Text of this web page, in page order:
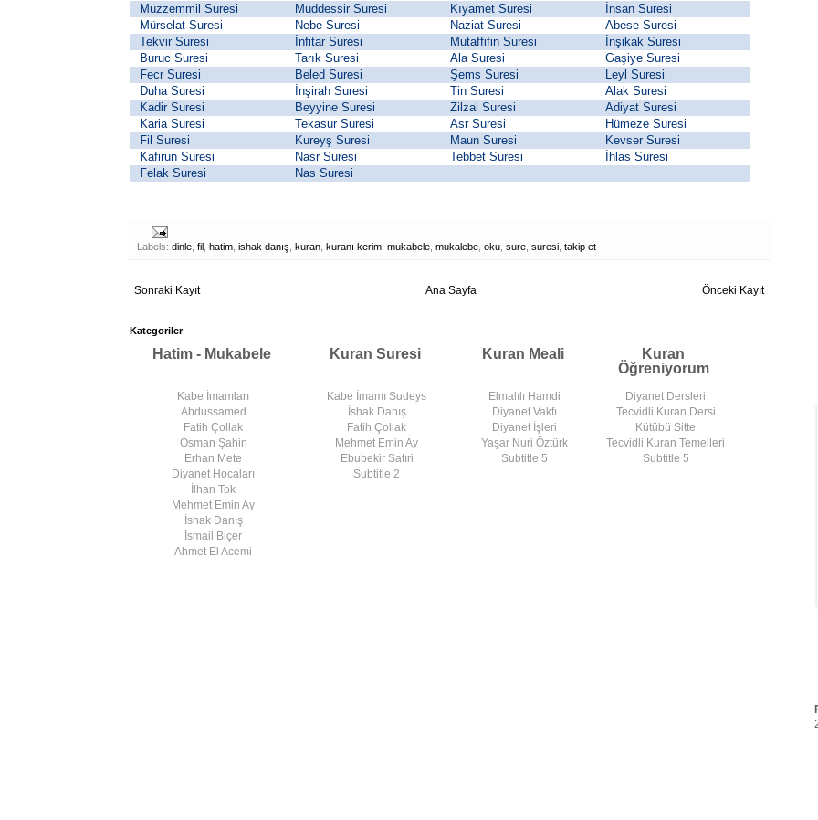
Müzzemmil Suresi
Müddessir Suresi Kıyamet Suresi
İnsan Suresi
Mürselat Suresi
Nebe Suresi Naziat Suresi
Abese Suresi
Tekvir Suresi
İnfitar Suresi Mutaffifin Suresi
İnşikak Suresi
Buruc Suresi
Tarık Suresi Ala Suresi
Gaşiye Suresi
Fecr Suresi
Beled Suresi Şems Suresi
Leyl Suresi
Duha Suresi
İnşirah Suresi Tin Suresi
Alak Suresi
Kadir Suresi
Beyyine Suresi Zilzal Suresi
Adiyat Suresi
Karia Suresi
Tekasur Suresi Asr Suresi
Hümeze Suresi
Fil Suresi
Kureyş Suresi Maun Suresi
Kevser Suresi
Kafirun Suresi
Nasr Suresi Tebbet Suresi
İhlas Suresi
Felak Suresi
Nas Suresi
----
Labels: dinle fil hatim ishak danış kuran kuranı kerim mukabele mukalebe oku sure suresi takip et
Sonraki Kayıt Önceki Kayıt
Ana Sayfa
Kategoriler
Hatim - Mukabele Kuran Suresi Kuran Meali
Kuran
Öğreniyorum
Kabe İmamları
Abdussamed
Fatih Çollak
Osman Şahin
Erhan Mete
Diyanet Hocaları
İlhan Tok
Mehmet Emin Ay
İshak Danış
İsmail Biçer
Ahmet El Acemi
Kabe İmamı Sudeys
İshak Danış
Fatih Çollak
Mehmet Emin Ay
Ebubekir Satıri
Subtitle 2
Elmalılı Hamdi
Diyanet Vakfı
Diyanet İşleri
Yaşar Nuri Öztürk
Subtitle 5
Diyanet Dersleri
Tecvidli Kuran Dersi
Kütübü Sitte
Tecvidli Kuran Temelleri
Subtitle 5